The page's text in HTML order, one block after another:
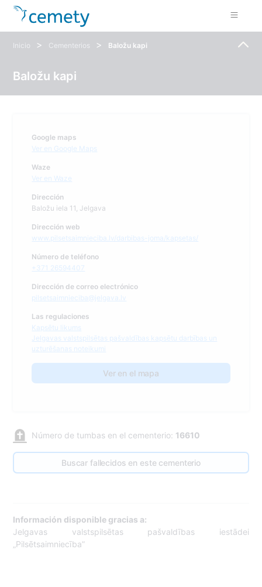
Inicio > Cementerios > Baložu kapi
Baložu kapi
Google maps
Ver en Google Maps
Waze
Ver en Waze
Dirección
Baložu iela 11, Jelgava
Dirección web
www.pilsetsaimnieciba.lv/darbibas-joma/kapsetas/
Número de teléfono
+371 26594407
Dirección de correo electrónico
pilsetsaimnieciba@jelgava.lv
Las regulaciones
Kapsētu likums
Jelgavas valstspilsētas pašvaldības kapsētu darbības un
uzturēšanas noteikumi
Ver en el mapa
Número de tumbas en el cementerio: 16610
Buscar fallecidos en este cementerio
Información disponible gracias a:
Jelgavas valstspilsētas pašvaldības iestādei
„Pilsētsaimniecība”